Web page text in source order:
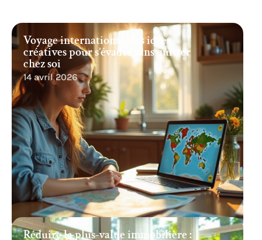
Voyage international, des idées
créatives pour s’évader sans quitter
chez soi
14 avril 2026
Réduire la plus-value immobilière :